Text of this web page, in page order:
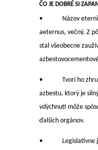
ČO JE DOBRÉ SI
• Názov eternit
aeternus, večný. Z
stal všeobecne
• Tvorí ho zhruba
azbestu, ktorý je
vdýchnutí môže
ďalších orgánov.
• Legislatívne je